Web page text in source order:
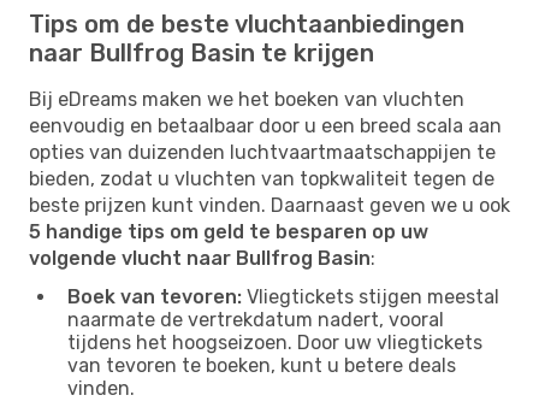
Tips om de beste vluchtaanbiedingen
naar Bullfrog Basin te krijgen
Bij eDreams maken we het boeken van vluchten
eenvoudig en betaalbaar door u een breed scala aan
opties van duizenden luchtvaartmaatschappijen te
bieden, zodat u vluchten van topkwaliteit tegen de
beste prijzen kunt vinden. Daarnaast geven we u ook
5 handige tips om geld te besparen op uw
volgende vlucht naar Bullfrog Basin:
Boek van tevoren: Vliegtickets stijgen meestal
naarmate de vertrekdatum nadert, vooral
tijdens het hoogseizoen. Door uw vliegtickets
van tevoren te boeken, kunt u betere deals
vinden.